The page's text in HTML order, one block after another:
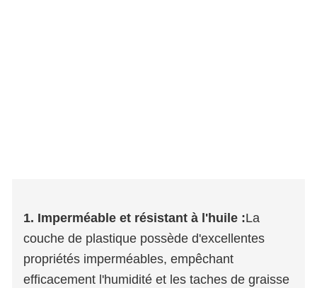
1. Imperméable et résistant à l'huile :La
couche de plastique possède d'excellentes
propriétés imperméables, empêchant
efficacement l'humidité et les taches de graisse